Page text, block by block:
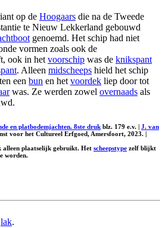
op de Hoogaars die na de Tweede
te Nieuw Lekkerland gebouwd
genoemd. Het schip had niet
vormen zoals ook de
ook in het voorschip was de knikspant
. Alleen midscheeps hield het schip
een bun en het voordek liep door tot
was. Ze werden zowel overnaads als
en platbodemjachten. 8ste druk blz. 179 e.v. | J. van
voor het Cultureel Erfgoed, Amersfoort, 2023. |
alleen plaatselijk gebruikt. Het scheepstype zelf blijkt
worden.
lak.